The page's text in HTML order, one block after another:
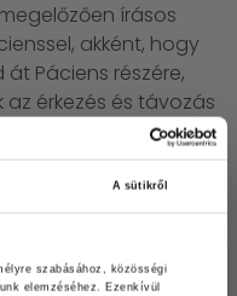
A sütikről
szabásához, közösségi
elemzéséhez. Ezenkívül
írásos
akként, hogy
Páciens részére,
érkezés és távozás
kiterjed a
utolsó
az ellátás
a Páciens